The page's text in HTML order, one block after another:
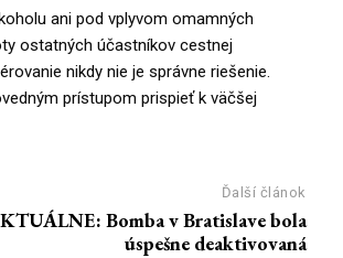
ani pod vplyvom omamných
ostatných účastníkov cestnej
nikdy nie je správne riešenie.
prístupom prispieť k väčšej
Ďalší článok
Bomba v Bratislave bola
úspešne deaktivovaná